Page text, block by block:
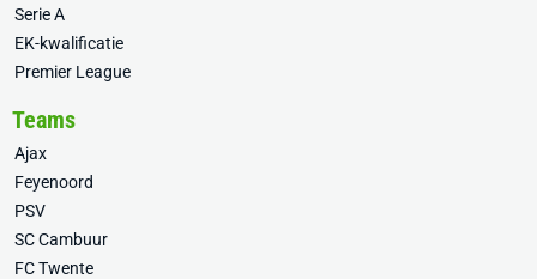
Serie A
EK-kwalificatie
Premier League
Teams
Ajax
Feyenoord
PSV
SC Cambuur
FC Twente